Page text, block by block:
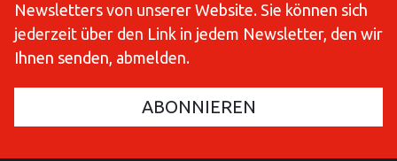
Newsletters von unserer Website. Sie können sich
jederzeit über den Link in jedem Newsletter, den wir
Ihnen senden, abmelden.